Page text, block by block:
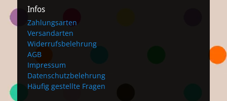
Infos
Zahlungsarten
Versandarten
Widerrufsbelehrung
AGB
Impressum
Datenschutzbelehrung
Häufig gestellte Fragen